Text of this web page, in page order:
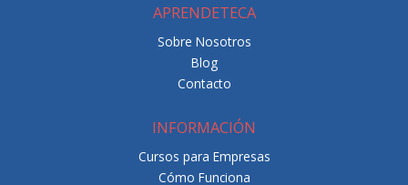
APRENDETECA
Sobre Nosotros
Blog
Contacto
INFORMACIÓN
Cursos para Empresas
Cómo Funciona